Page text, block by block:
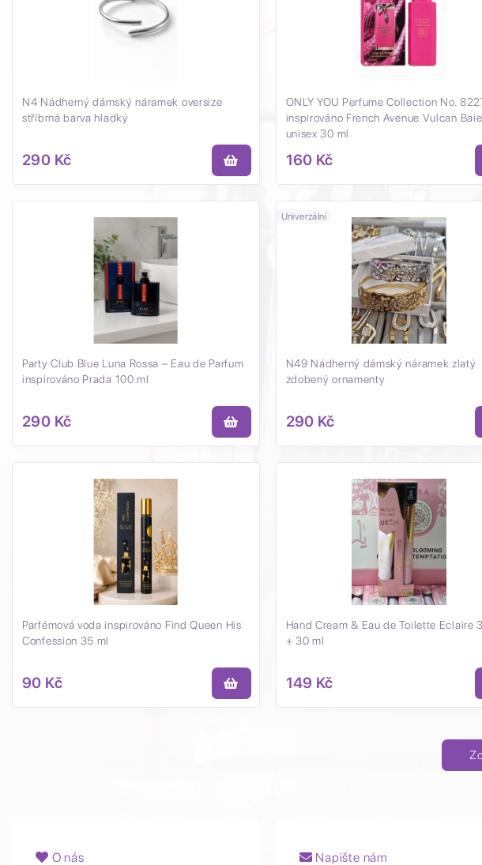
N4 Nádherný dámský náramek oversize
stříbrná barva hladký
290 Kč
ONLY YOU Perfume Collection No.
inspirováno French Avenue Vulcan Baie
unisex 30 ml
160 Kč
Party Club Blue Luna Rossa – Eau de Parfum
inspirováno Prada 100 ml
290 Kč
Univerzální
N49 Nádherný dámský náramek zlatý
zdobený ornamenty
290 Kč
Parfémová voda inspirováno Find Queen His
Confession 35 ml
90 Kč
Hand Cream & Eau de Toilette Eclaire
+ 30 ml
149 Kč
O nás Napište nám